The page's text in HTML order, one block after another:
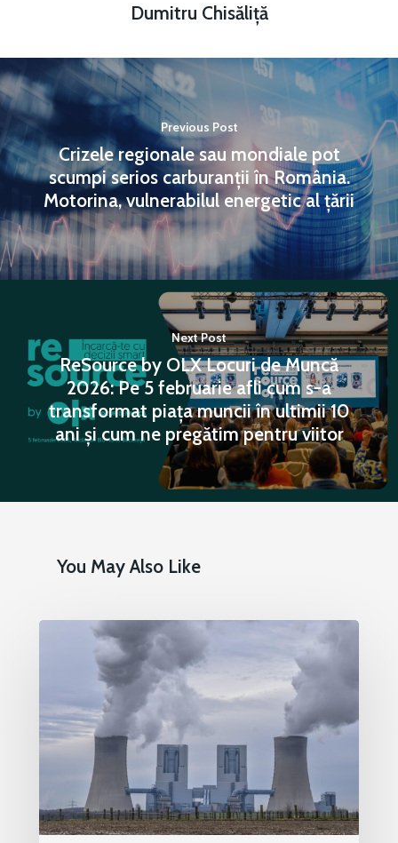
Dumitru Chisăliță
Previous Post
Crizele regionale sau mondiale pot
scumpi serios carburanții în România.
Motorina, vulnerabilul energetic al țării
Next Post
ReSource by OLX Locuri de Muncă
2026: Pe 5 februarie afli cum s-a
transformat piața muncii în ultimii 10
ani și cum ne pregătim pentru viitor
You May Also Like